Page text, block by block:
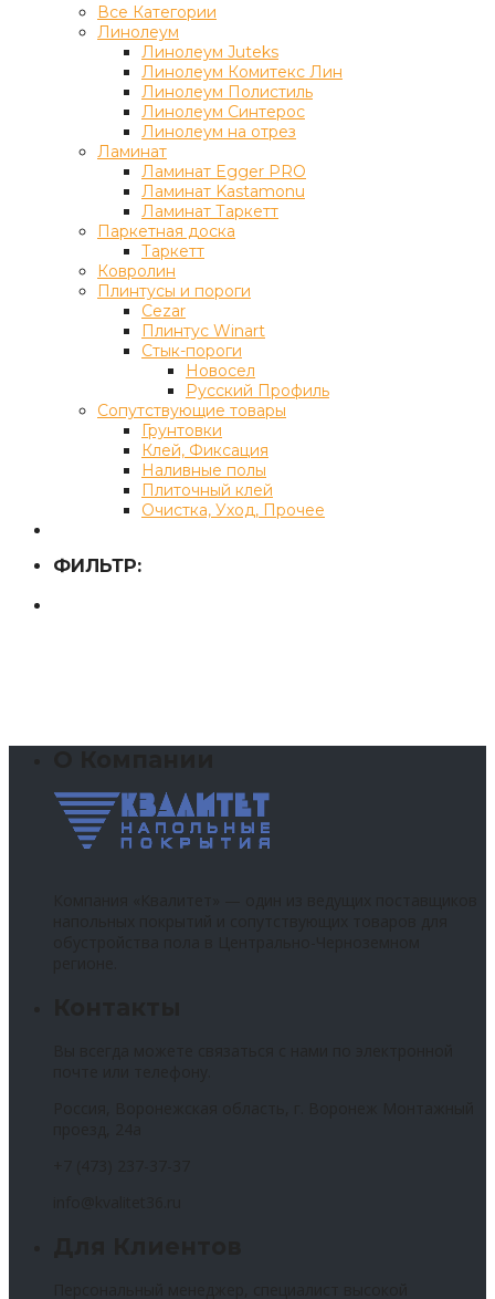
Все Категории
Линолеум
Линолеум Juteks
Линолеум Комитекс Лин
Линолеум Полистиль
Линолеум Синтерос
Линолеум на отрез
Ламинат
Ламинат Egger PRO
Ламинат Kastamonu
Ламинат Таркетт
Паркетная доска
Таркетт
Ковролин
Плинтусы и пороги
Cezar
Плинтус Winart
Стык-пороги
Новосел
Русский Профиль
Сопутствующие товары
Грунтовки
Клей, Фиксация
Наливные полы
Плиточный клей
Очистка, Уход, Прочее
ФИЛЬТР: